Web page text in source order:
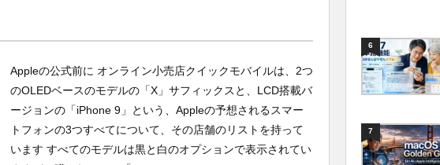
Appleの公式前に オンライン小売店クイックモバイルは、2つ
のOLEDベースのモデルの「X」サフィックスと、LCD搭載バ
ージョンの「iPhone 9」という、Appleの予想されるスマー
トフォンの3つすべてについて、その店舗のリストを持って
います すべてのモデルは黒と白のオプションで表示されてい
6
7